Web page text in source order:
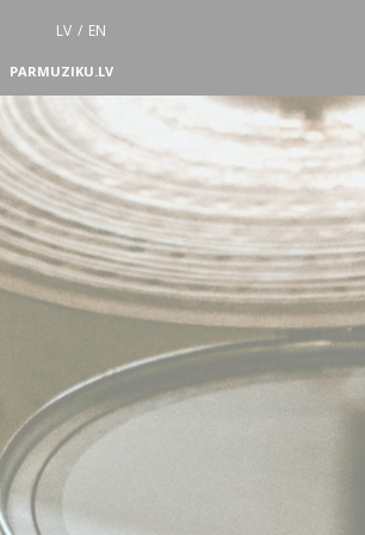
LV / EN
PARMUZIKU.LV